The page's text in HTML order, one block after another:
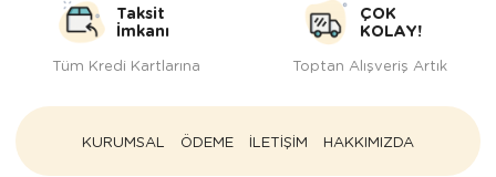
Taksit
İmkanı
Tüm Kredi Kartlarına
ÇOK
KOLAY!
Toptan Alışveriş Artık
KURUMSAL ÖDEME İLETİŞİM HAKKIMIZDA